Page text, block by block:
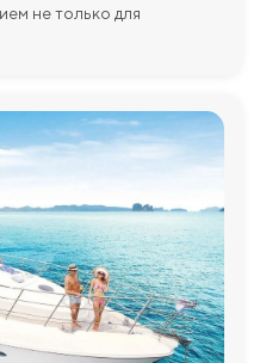
не только для